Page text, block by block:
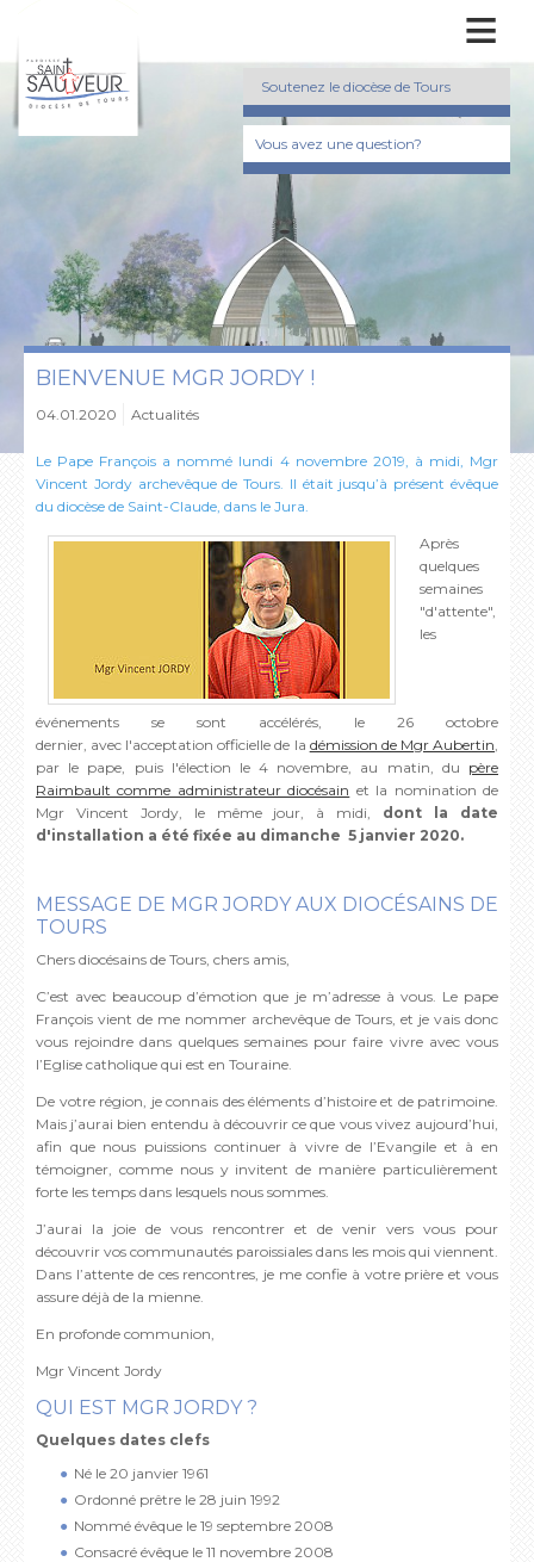
≡
Soutenez le diocèse de Tours
Vous avez une question?
BIENVENUE MGR JORDY !
04.01.2020 Actualités
Le Pape François a nommé lundi 4 novembre 2019, à midi, Mgr
Vincent Jordy archevêque de Tours. Il était jusqu’à présent évêque
du diocèse de Saint-Claude, dans le Jura.
Après
quelques
semaines
"d'attente",
les
événements se sont accélérés, le 26 octobre
dernier, avec l'acceptation officielle de la démission de Mgr Aubertin,
par le pape, puis l'élection le 4 novembre, au matin, du père
Raimbault comme administrateur diocésain et la nomination de
Mgr Vincent Jordy, le même jour, à midi, dont la date
d'installation a été fixée au dimanche 5 janvier 2020.
MESSAGE DE MGR JORDY AUX DIOCÉSAINS DE
TOURS
Chers diocésains de Tours, chers amis,
C’est avec beaucoup d’émotion que je m’adresse à vous. Le pape
François vient de me nommer archevêque de Tours, et je vais donc
vous rejoindre dans quelques semaines pour faire vivre avec vous
l’Eglise catholique qui est en Touraine.
De votre région, je connais des éléments d’histoire et de patrimoine.
Mais j’aurai bien entendu à découvrir ce que vous vivez aujourd’hui,
afin que nous puissions continuer à vivre de l’Evangile et à en
témoigner, comme nous y invitent de manière particulièrement
forte les temps dans lesquels nous sommes.
J’aurai la joie de vous rencontrer et de venir vers vous pour
découvrir vos communautés paroissiales dans les mois qui viennent.
Dans l’attente de ces rencontres, je me confie à votre prière et vous
assure déjà de la mienne.
En profonde communion,
Mgr Vincent Jordy
QUI EST MGR JORDY ?
Quelques dates clefs
Né le 20 janvier 1961
Ordonné prêtre le 28 juin 1992
Nommé évêque le 19 septembre 2008
Consacré évêque le 11 novembre 2008